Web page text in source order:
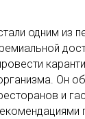
одним из
Он
и